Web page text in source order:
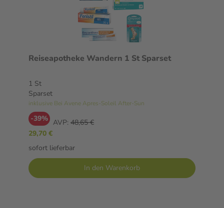
Reiseapotheke Wandern 1 St Sparset
1 St
Sparset
inklusive Bei Avene Apres-Soleil After-Sun
-39% AVP: 48,65 €
29,70 €
sofort lieferbar
In den Warenkorb